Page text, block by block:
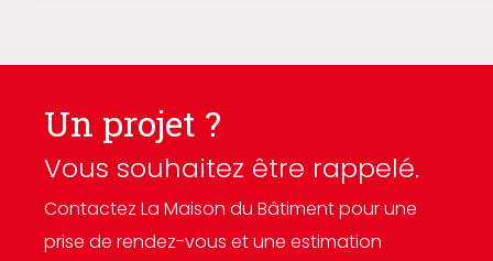
Un projet ?
Vous souhaitez être rappelé.
Contactez La Maison du Bâtiment pour une
prise de rendez-vous et une estimation